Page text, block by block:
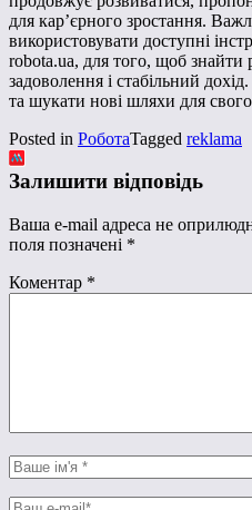
для кар’єрного зростання.
використовувати доступні
robota.ua, для того, щоб знайти
задоволення і стабільний
та шукати нові шляхи для
Posted in РоботаTagged reklama
Залишити відповідь
Ваша e-mail адреса не
поля позначені *
Коментар *